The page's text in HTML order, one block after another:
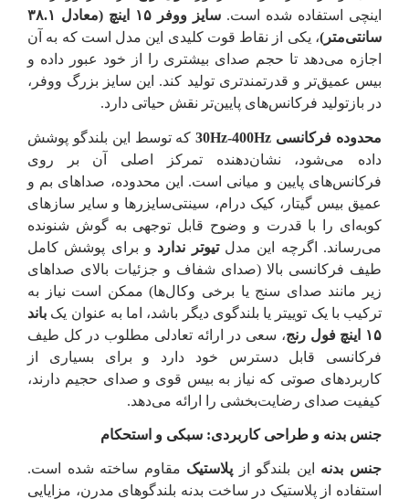
اینچی استفاده شده است.
سایز ووفر ۱۵ اینچ (معادل ۳۸.۱
سانتی‌متر)، یکی از نقاط قوت کلیدی این مدل است که به آن
اجازه می‌دهد تا حجم صدای بیشتری را از خود عبور داده و
بیس عمیق‌تر و قدرتمندتری تولید کند. این سایز بزرگ ووفر،
در بازتولید فرکانس‌های پایین‌تر نقش حیاتی دارد.
محدوده فرکانسی 30Hz-400Hz
که توسط این بلندگو پوشش
داده می‌شود، نشان‌دهنده تمرکز اصلی آن بر روی
فرکانس‌های پایین و میانی است. این محدوده، صداهای بم و
عمیق بیس گیتار، کیک درام، سینتی‌سایزرها و سایر سازهای
کوبه‌ای را با قدرت و وضوح قابل توجهی به گوش شنونده
می‌رساند. اگرچه این مدلتیوتر ندارد و برای پوشش کامل
طیف فرکانسی بالا (صدای شفاف و جزئیات بالای صداهای
زیر مانند صدای سنج یا برخی وکال‌ها) ممکن است نیاز به
ترکیب با یک توییتر یا بلندگوی دیگر باشد، اما به عنوان یک باند
۱۵ اینچ فول رنج
، سعی در ارائه تعادلی مطلوب در کل طیف
فرکانسی قابل دسترس خود دارد و برای بسیاری از
کاربردهای صوتی که نیاز به بیس قوی و صدای حجیم دارند،
کیفیت صدای رضایت‌بخشی را ارائه می‌دهد.
جنس بدنه و طراحی کاربردی: سبکی و استحکام
جنس بدنه این بلندگو از پلاستیک مقاوم ساخته شده است.
استفاده از پلاستیک در ساخت بدنه بلندگوهای مدرن، مزایایی